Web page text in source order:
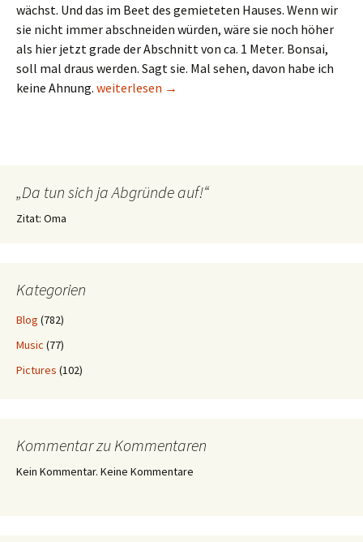
wächst. Und das im Beet des gemieteten Hauses. Wenn wir
sie nicht immer abschneiden würden, wäre sie noch höher
als hier jetzt grade der Abschnitt von ca. 1 Meter. Bonsai,
soll mal draus werden. Sagt sie. Mal sehen, davon habe ich
keine Ahnung. Die deutsche Eiche ist gefallen.
weiterlesen →
„Da tun sich ja Abgründe auf!“
Zitat: Oma
Kategorien
Blog (782)
Music (77)
Pictures (102)
Kommentar zu Kommentaren
Kein Kommentar. Keine Kommentare